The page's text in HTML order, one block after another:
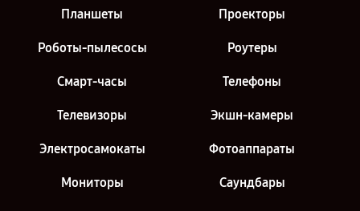
Планшеты Проекторы
Роботы-пылесосы Роутеры
Смарт-часы Телефоны
Телевизоры Экшн-камеры
Электросамокаты Фотоаппараты
Мониторы Саундбары